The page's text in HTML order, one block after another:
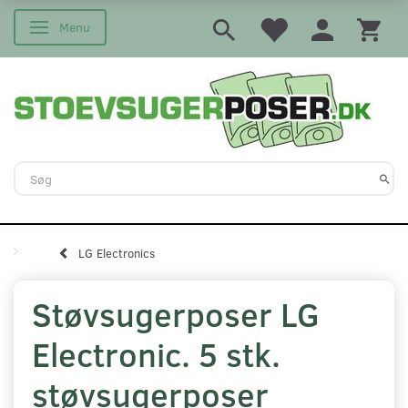
Skifte navigation
Menu
LG Electronics
Støvsugerposer LG
Electronic. 5 stk.
støvsugerposer